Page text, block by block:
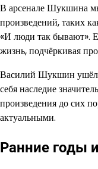
В арсенале Шукшина
произведений, таких
«И люди так бывают».
жизнь, подчёркивая
Василий Шукшин ушёл
себя наследие
произведения до сих
актуальными.
Ранние годы